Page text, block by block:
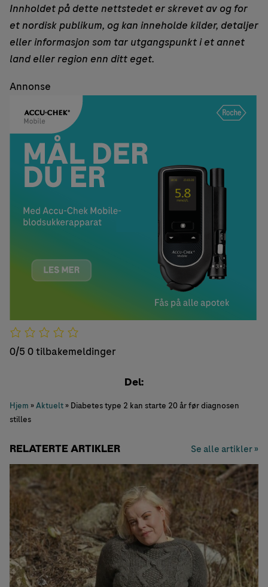
Innholdet på dette nettstedet er skrevet av og for
et nordisk publikum, og kan inneholde kilder, detaljer
eller informasjon som tar utgangspunkt i et annet
land eller region enn ditt eget.
Annonse
0/5 0 tilbakemeldinger
Del:
Hjem »Aktuelt» Diabetes type 2 kan starte 20 år før diagnosen
stilles
RELATERTE ARTIKLER Se alle artikler »